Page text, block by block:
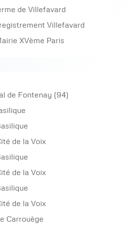
de Villefavard
Villefavard
XVème Paris
de Fontenay (94)
de la Voix
de la Voix
de la Voix
Carrouège